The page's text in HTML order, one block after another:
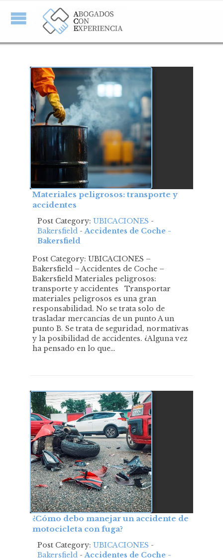
Materiales peligrosos: transporte y
accidentes
Post Category: UBICACIONES -
Bakersfield -Accidentes de Coche -
Bakersfield
Post Category: UBICACIONES –
Bakersfield – Accidentes de Coche –
Bakersfield Materiales peligrosos:
transporte y accidentes Transportar
materiales peligrosos es una gran
responsabilidad. No se trata solo de
trasladar mercancías de un punto A un
punto B. Se trata de seguridad, normativas
y la posibilidad de accidentes. ¿Alguna vez
ha pensado en lo que…
¿Cómo debo manejar un accidente de
motocicleta con fuga?
Post Category: UBICACIONES -
Bakersfield -Accidentes de Coche -